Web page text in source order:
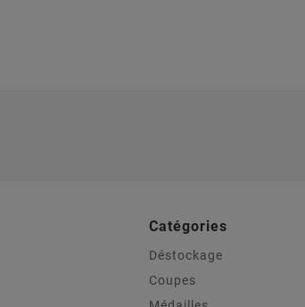
Catégories
Déstockage
Coupes